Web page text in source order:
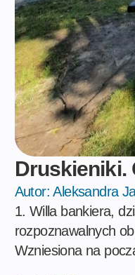
Druskieniki.
Autor: Aleksandra
1. Willa bankiera,
rozpoznawalnych
Wzniesiona na